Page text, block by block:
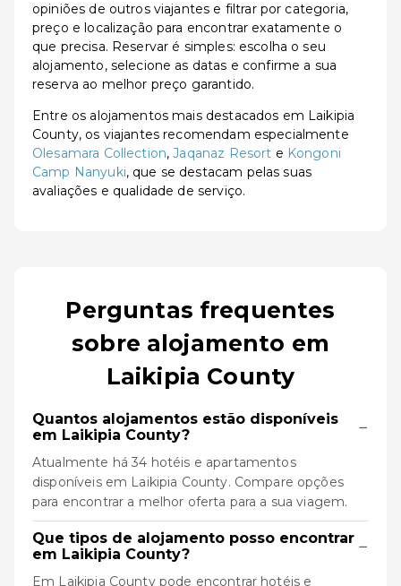
opiniões de outros viajantes e filtrar por categoria,
preço e localização para encontrar exatamente o
que precisa. Reservar é simples: escolha o seu
alojamento, selecione as datas e confirme a sua
reserva ao melhor preço garantido.
Entre os alojamentos mais destacados em Laikipia
County, os viajantes recomendam especialmente
Olesamara Collection,Jaqanaz Resort e Kongoni
Camp Nanyuki, que se destacam pelas suas
avaliações e qualidade de serviço.
Perguntas frequentes
sobre alojamento em
Laikipia County
Quantos alojamentos estão disponíveis
em Laikipia County?
−
Atualmente há 34 hotéis e apartamentos
disponíveis em Laikipia County. Compare opções
para encontrar a melhor oferta para a sua viagem.
Que tipos de alojamento posso encontrar
em Laikipia County?
−
Em Laikipia County pode encontrar hotéis e